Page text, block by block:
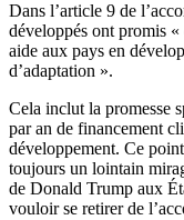
Dans l’article 9 de
développés ont promis
aide aux pays en
d’adaptation ».
Cela inclut la promesse
par an de financement
développement. Ce
toujours un lointain
de Donald Trump aux
vouloir se retirer de